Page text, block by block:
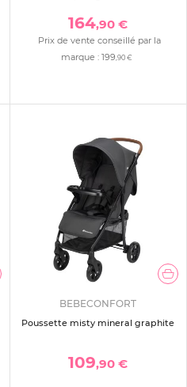
164,90 €
Prix de vente conseillé par la
marque : 199,90 €
BEBECONFORT
Poussette misty mineral graphite
109,90 €